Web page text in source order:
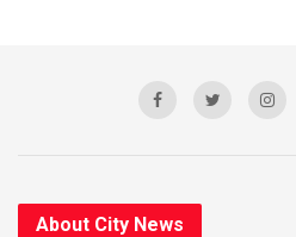
About City News